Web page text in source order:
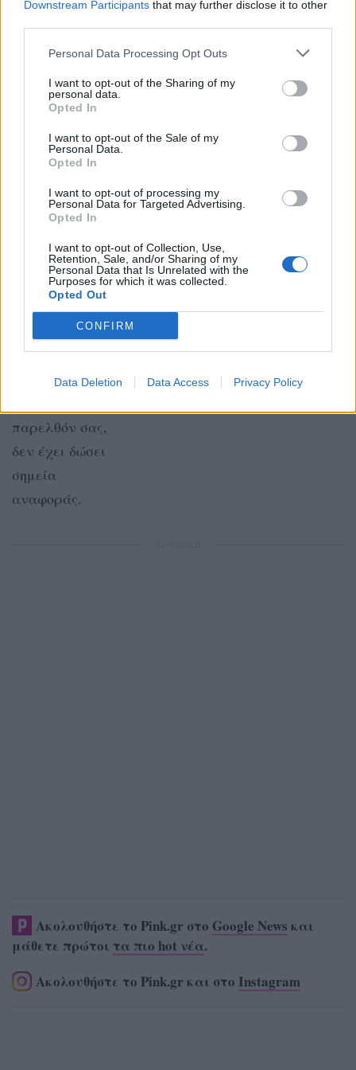
Downstream Participants that may further disclose it to other
Personal Data Processing Opt Outs
I want to opt-out of the Sharing of my
personal data.
Opted In
I want to opt-out of the Sale of my
Personal Data.
Opted In
I want to opt-out of processing my
Personal Data for Targeted Advertising.
Opted In
I want to opt-out of Collection, Use,
Retention, Sale, and/or Sharing of my
Personal Data that Is Unrelated with the
Purposes for which it was collected.
Opted Out
CONFIRM
Data Deletion Data Access Privacy Policy
θησαυρός.
ΤΟΞΟΤΗΣ
Προτιμήστε να
φίλους σας και
να αποφύγετε
κάθε είδους
δράμα!
ΑΙΓΟΚΕΡΩΣ
αυτά που σας
σας, μπορείτε να
τα προσφέρετε.
ΥΔΡΟΧΟΟΣ
Έχετε σταθεί
περίμενε
κάποιου που
παρελθόν σας,
δεν έχει δώσει
σημεία
αναφοράς.
ΙΧΘΕΙΣ
Πάρτε μια ανάσα
παύση, πριν θίξετε
ένα ευαίσθητο
Ακολουθήστε το Pink.gr στο Google News και
μάθετε πρώτοι τα πιο hot νέα.
Ακολουθήστε το Pink.gr και στο Instagram